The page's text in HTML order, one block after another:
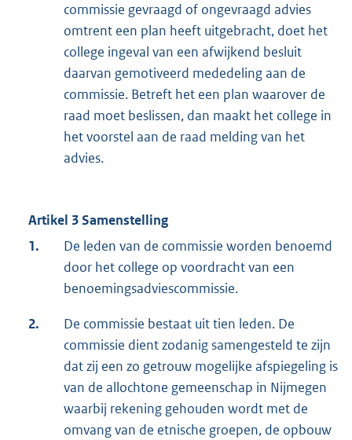
commissie gevraagd of ongevraagd advies
omtrent een plan heeft uitgebracht, doet het
college ingeval van een afwijkend besluit
daarvan gemotiveerd mededeling aan de
commissie. Betreft het een plan waarover de
raad moet beslissen, dan maakt het college in
het voorstel aan de raad melding van het
advies.
Artikel 3 Samenstelling
1.
De leden van de commissie worden benoemd
door het college op voordracht van een
benoemingsadviescommissie.
2.
De commissie bestaat uit tien leden. De
commissie dient zodanig samengesteld te zijn
dat zij een zo getrouw mogelijke afspiegeling is
van de allochtone gemeenschap in Nijmegen
waarbij rekening gehouden wordt met de
omvang van de etnische groepen, de opbouw